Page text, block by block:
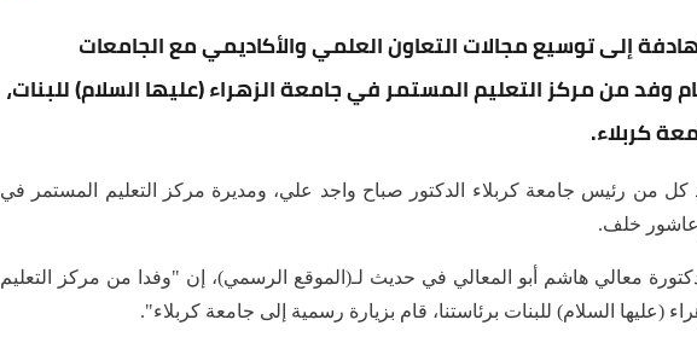
إلى توسيع مجالات التعاون العلمي والأكاديمي مع الجامعات
وفد من مركز التعليم المستمر في جامعة الزهراء (عليها السلام) للبنات،
كربلاء.
كل من رئيس جامعة كربلاء الدكتور صباح واجد علي، ومديرة مركز التعليم المستمر في
عاشور خلف.
معالي هاشم أبو المعالي في حديث لـ(الموقع الرسمي)، إن "وفدا من مركز التعليم
(عليها السلام) للبنات برئاستنا، قام بزيارة رسمية إلى جامعة كربلاء".